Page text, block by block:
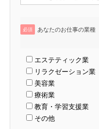
必須 あなたのお仕事の業種
エステティック業
リラクゼーション業
美容業
療術業
教育・学習支援業
その他